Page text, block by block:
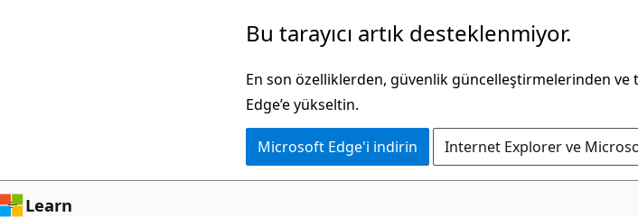
Bu tarayıcı artık desteklenmiyor.
En son özelliklerden, güvenlik güncelleştirmelerinden
Edge’e yükseltin.
Microsoft Edge'i indirin Internet Explorer ve
Learn